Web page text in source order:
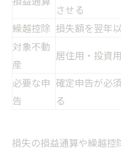
させる
繰越控除 損失額を翌年
対象不動
産
居住用・投資
必要な申
告
確定申告が必
る
損失の損益通算や繰越控